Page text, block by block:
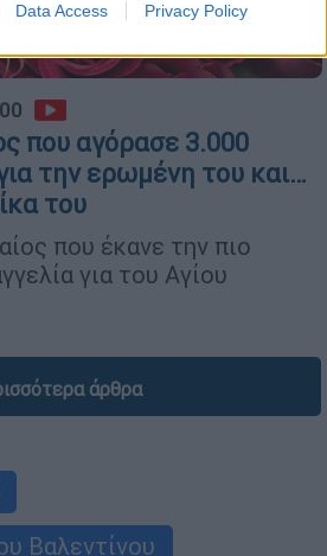
Data Access Privacy Policy
που αγόρασε 3.000
την ερωμένη του και…
του
που έκανε την πιο
για του Αγίου
άρθρα
Βαλεντίνου